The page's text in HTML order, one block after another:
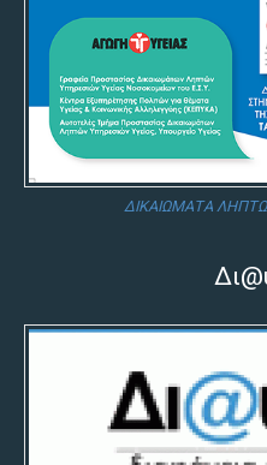
ΔΙΚΑΙΩΜΑΤΑ